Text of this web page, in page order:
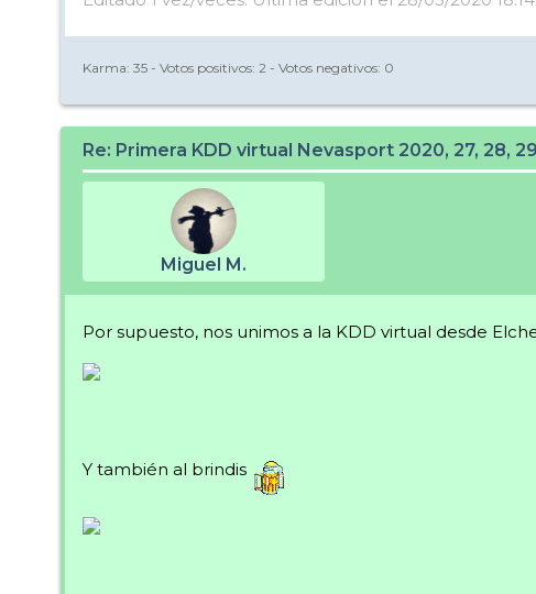
Karma: 35 - Votos positivos: 2 - Votos negativos: 0
Re: Primera KDD virtual Nevasport 2020, 27, 28,
Miguel M.
Por supuesto, nos unimos a la KDD virtual desde
Y también al brindis